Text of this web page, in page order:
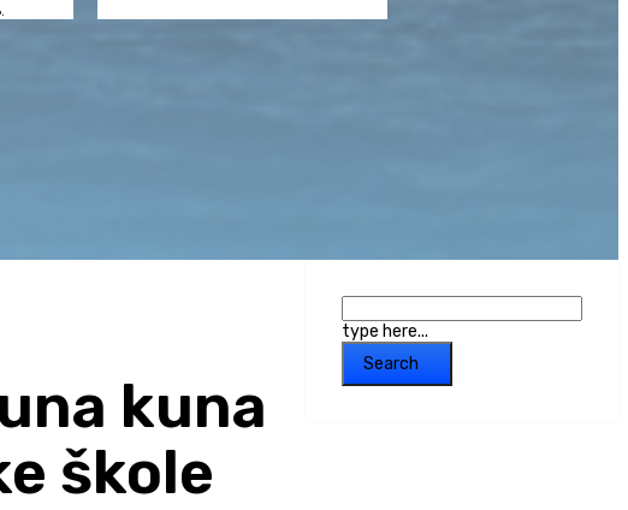
type here...
Search
kuna
škole